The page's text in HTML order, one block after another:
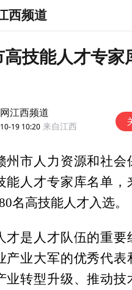
西频道
技能人才专家
江西频道
19 10:20 来自江西
州市人力资源和社会
能人才专家库名单，
名高技能人才入选。
才是人才队伍的重要
产业大军的优秀代表
业转型升级、推动技